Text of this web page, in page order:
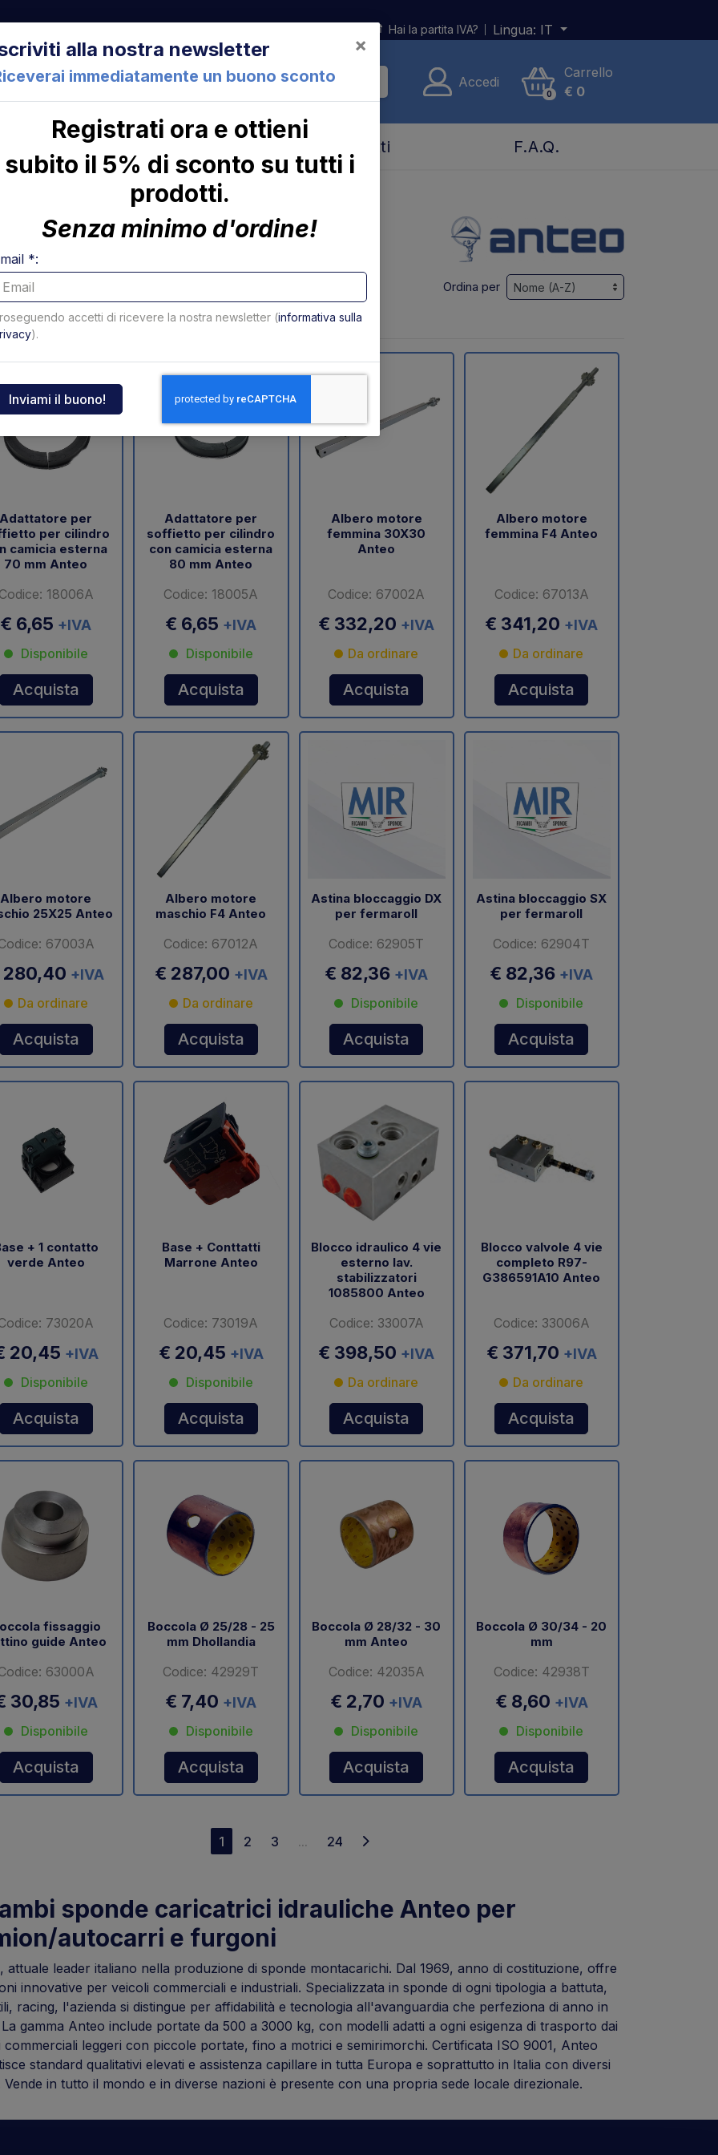
Hai la partita IVA? Lingua: IT
Accedi
0
Carrello
€ 0
Contatti F.A.Q.
di 378 risultati - Pagina 1 di 24 Ordina per
per pagina
Adattatore per
per cilindro
camicia esterna
70 mm Anteo
18006A
€ 6,65 +IVA
Disponibile
Acquista
Adattatore per
soffietto per cilindro
con camicia esterna
80 mm Anteo
Codice: 18005A
€ 6,65 +IVA
Disponibile
Acquista
Albero motore
femmina 30X30
Anteo
Codice: 67002A
€ 332,20 +IVA
Da ordinare
Acquista
Albero motore
femmina F4 Anteo
Codice: 67013A
€ 341,20 +IVA
Da ordinare
Acquista
Albero motore
25X25 Anteo
67003A
280,40 +IVA
Da ordinare
Acquista
Albero motore
maschio F4 Anteo
Codice: 67012A
€ 287,00 +IVA
Da ordinare
Acquista
Astina bloccaggio DX
per fermaroll
Codice: 62905T
€ 82,36 +IVA
Disponibile
Acquista
Astina bloccaggio SX
per fermaroll
Codice: 62904T
€ 82,36 +IVA
Disponibile
Acquista
+ 1 contatto
verde Anteo
73020A
20,45 +IVA
Disponibile
Acquista
Base + Conttatti
Marrone Anteo
Codice: 73019A
€ 20,45 +IVA
Disponibile
Acquista
Blocco idraulico 4 vie
esterno lav.
stabilizzatori
1085800 Anteo
Codice: 33007A
€ 398,50 +IVA
Da ordinare
Acquista
Blocco valvole 4 vie
completo R97-
G386591A10 Anteo
Codice: 33006A
€ 371,70 +IVA
Da ordinare
Acquista
fissaggio
guide Anteo
63000A
30,85 +IVA
Disponibile
Acquista
Boccola Ø 25/28 - 25
mm Dhollandia
Codice: 42929T
€ 7,40 +IVA
Disponibile
Acquista
Boccola Ø 28/32 - 30
mm Anteo
Codice: 42035A
€ 2,70 +IVA
Disponibile
Acquista
Boccola Ø 30/34 - 20
mm
Codice: 42938T
€ 8,60 +IVA
Disponibile
Acquista
1 2 3 ... 24
sponde caricatrici idrauliche Anteo per
autocarri e furgoni
attuale leader italiano nella produzione di sponde montacarichi. Dal 1969, anno di costituzione, offre
innovative per veicoli commerciali e industriali. Specializzata in sponde di ogni tipologia a battuta,
racing, l'azienda si distingue per affidabilità e tecnologia all'avanguardia che perfeziona di anno in
gamma Anteo include portate da 500 a 3000 kg, con modelli adatti a ogni esigenza di trasporto dai
commerciali leggeri con piccole portate, fino a motrici e semirimorchi. Certificata ISO 9001, Anteo
standard qualitativi elevati e assistenza capillare in tutta Europa e soprattutto in Italia con diversi
Vende in tutto il mondo e in diverse nazioni è presente con una propria sede locale direzionale.
alla nostra newsletter
immediatamente un buono sconto
×
Registrati ora e ottieni
subito il 5% di sconto su tutti i
prodotti.
Senza minimo d'ordine!
*:
accetti di ricevere la nostra newsletter (informativa sulla
).